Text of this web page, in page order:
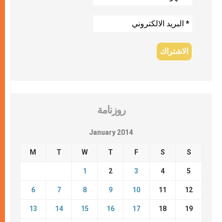
روزنامة
January 2014
M T W T F S S
1 2 3 4 5
6 7 8 9 10 11 12
13 14 15 16 17 18 19